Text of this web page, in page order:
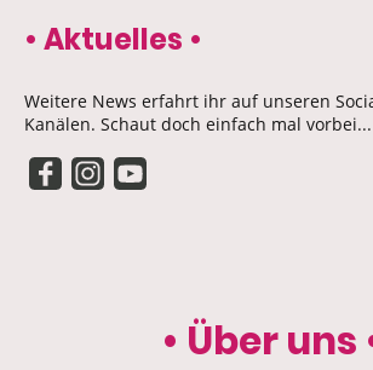
• Aktuelles •
Weitere News erfahrt ihr auf unseren
Kanälen. Schaut doch einfach mal vorbei...
• Über uns